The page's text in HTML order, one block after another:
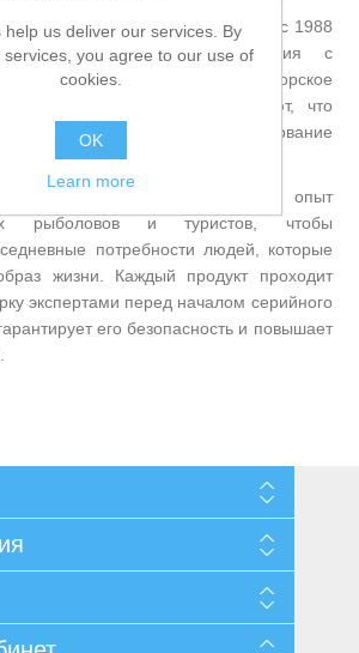
для рыбалки
для лодок
товары для рыбалки и туризма с 1988
производственные помещения с
оборудованием, конструкторское
контроль качества гарантируют, что
новое и инновационное оборудование
обширные знания и опыт
рыболовов и туристов, чтобы
потребности людей, которые
жизни. Каждый продукт проходит
экспертами перед началом серийного
его безопасность и повышает
help us deliver our services. By
services, you agree to our use of
cookies.
OK
Learn more